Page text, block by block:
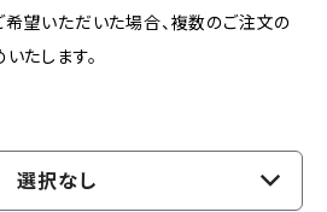
望いただいた場合、複数のご注文の
たします。
選択なし